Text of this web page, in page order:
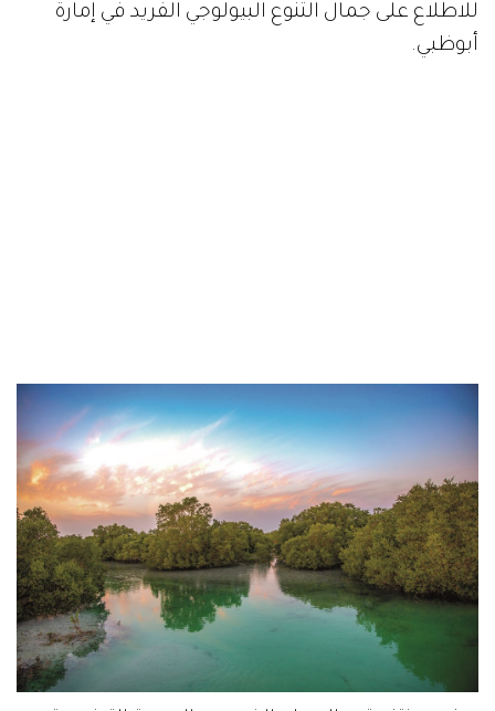
للاطلاع على جمال التنوع البيولوجي الفريد في إمارة
أبوظبي.